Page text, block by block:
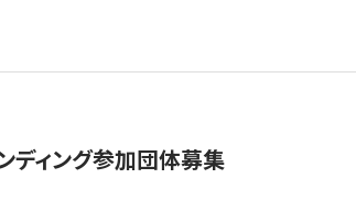
ディング参加団体募集